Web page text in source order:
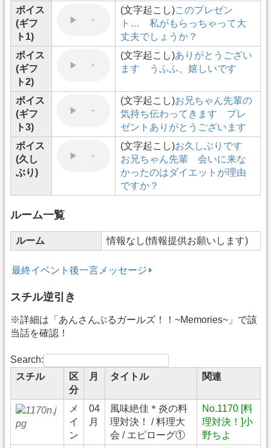
ボイス
(ギフ
ト1)
(文字起こし)このプレゼン
ト… 私がもらっちゃって大
丈夫でしょうか？
ボイス
(ギフ
ト2)
(文字起こし)ありがとうござい
ます うふふ、嬉しいです
ボイス
(ギフ
ト3)
(文字起こし)お兄ちゃん先輩の
気持ち伝わってきます プレ
ゼントありがとうございます
ボイス
(久し
ぶり)
(文字起こし)お久しぶりです
お兄ちゃん先輩 会いに来な
かったのはダイエットが理由
ですか？
ルーム一覧
ルーム 情報なし(情報提供お願いします)
最終イベント後一言メッセージ
スチル逆引き
※詳細は「あんさんぶるガールズ！！~Memories~」で該
当話を確認！
Search:
スチル
区
分
月 タイトル 関連
メ
イ
ン
04
月
風味絶佳＊炎の料
理対決！ / 料理大
会 / エピローグ①
No.1170 [料
理対決！]小
野ちよ